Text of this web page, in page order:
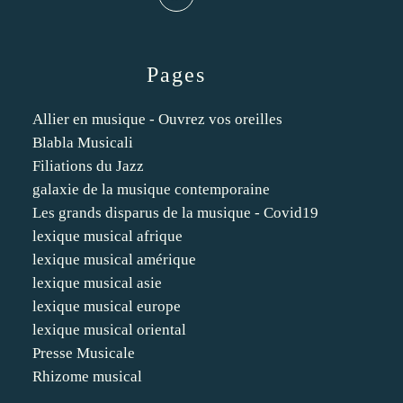
Pages
Allier en musique - Ouvrez vos oreilles
Blabla Musicali
Filiations du Jazz
galaxie de la musique contemporaine
Les grands disparus de la musique - Covid19
lexique musical afrique
lexique musical amérique
lexique musical asie
lexique musical europe
lexique musical oriental
Presse Musicale
Rhizome musical